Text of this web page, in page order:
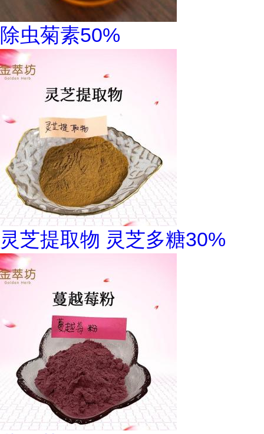
除虫菊素50%
灵芝提取物 灵芝多糖30%